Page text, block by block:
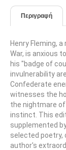
Περιγραφή
Henry Fleming,
War, is anxious
his "badge of
invulnerability
Confederate
witnesses the
the nightmare of
instinct. This
supplemented
selected poetry,
author's